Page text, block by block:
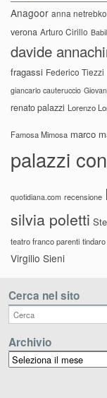
Anagoor anna netrebko
verona Arturo Cirillo
davide
fragassi Federico Tiezzi
giancarlo cauteruccio
renato palazzi Lorenzo
Famosa Mimosa marco
palazzi
quotidiana.com recensione
silvia poletti
teatro franco parenti
Virgilio Sieni
Cerca nel sito
Archivio
Archivio